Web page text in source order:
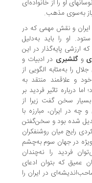
را از خانواده‏‌ای
مذهب.
و نقش مهمی که در
او را باید به‌دلیل
پایه‌‏گذار در این
در ادبیات و
الگویی از
منتقد به
تاثیر فردید بر
سخن گفت زیرا از
مبارزه با
بود و سخن‌گفتن
میان روشنفکران
جهان سوم به‌چشم
را نه‏‌چندان
بتوان ادعای
در ایران را